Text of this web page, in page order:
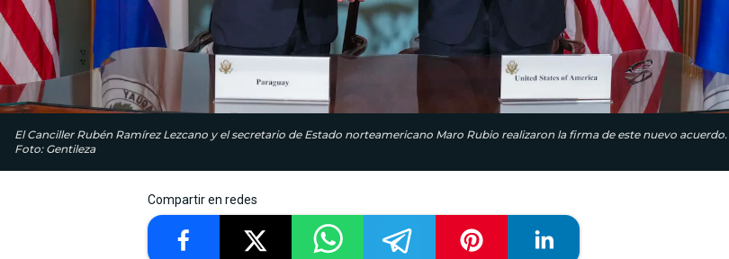
El Canciller Rubén Ramírez Lezcano y el secretario de Estado norteamericano Maro Rubio realizaron la firma de este nuevo acuerdo.
Foto: Gentileza
Compartir en redes